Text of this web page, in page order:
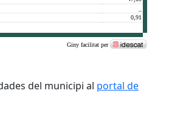
del municipi al portal de